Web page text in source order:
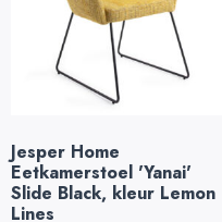
Jesper Home
Eetkamerstoel 'Yanai'
Slide Black, kleur Lemon
Lines